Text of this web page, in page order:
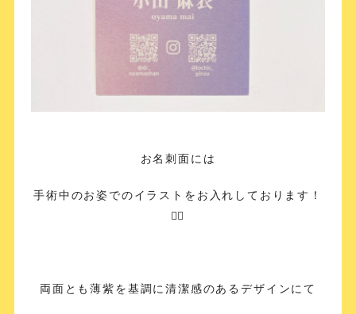
お名刺面には
手術中のお姿でのイラストをお入れしております！
👩‍⚕️
両面とも薄紫を基調に清潔感のあるデザインにて